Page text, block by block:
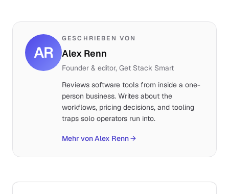
AR
GESCHRIEBEN VON
Alex Renn
Founder & editor, Get Stack Smart
Reviews software tools from inside a one-
person business. Writes about the
workflows, pricing decisions, and tooling
traps solo operators run into.
Mehr von Alex Renn→